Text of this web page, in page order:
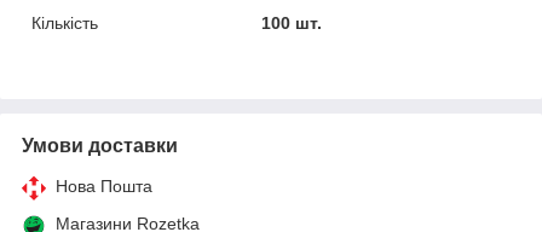
Кількість
100 шт.
Умови доставки
Нова Пошта
Магазини Rozetka